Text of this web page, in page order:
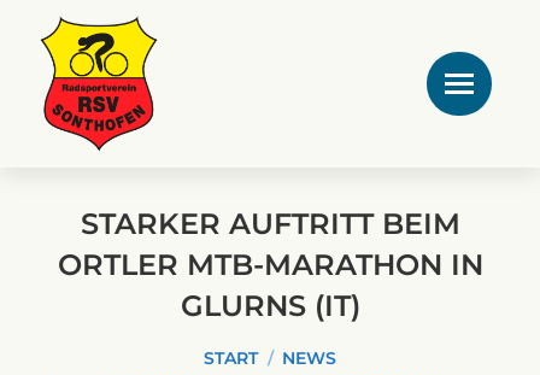
STARKER AUFTRITT BEIM
ORTLER MTB-MARATHON IN
GLURNS (IT)
START
NEWS